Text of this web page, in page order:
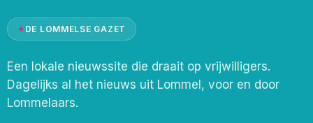
✦DE LOMMELSE GAZET
Een lokale nieuwssite die draait op vrijwilligers.
Dagelijks al het nieuws uit Lommel, voor en door
Lommelaars.